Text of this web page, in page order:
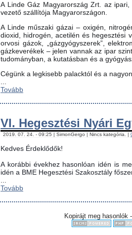
A Linde Gáz Magyarország Zrt. az
vezető szállítója Magyarországon.
A Linde műszaki gázai – oxigén,
dioxid, hidrogén, acetilén és hegesztési
orvosi gázok, „gázgyógyszerek”,
gázkeverékek – jelen vannak az ipar
tudományban, a kutatásban és a
Cégünk a legkisebb palacktól és a
Tovább
VI. Hegesztési Nyári
2019. 07. 24. - 09:25 | SimonGergo | Nincs kategória. |
Kedves Érdeklődők!
A korábbi évekhez hasonlóan idén is
idén a BME Hegesztési Szakosztály
Tovább
Kopirájt meg hasonlók